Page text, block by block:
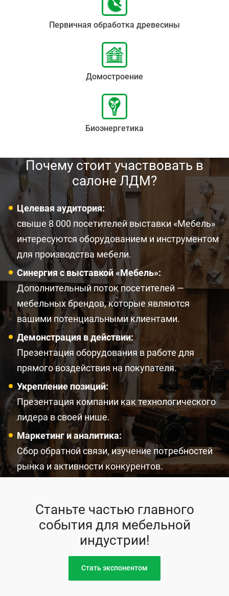
Первичная обработка древесины
Домостроение
Биоэнергетика
Почему стоит участвовать в
салоне ЛДМ?
Целевая аудитория:
свыше 8 000 посетителей выставки «Мебель»
интересуются оборудованием и инструментом
для производства мебели.
Синергия с выставкой «Мебель»:
Дополнительный поток посетителей —
мебельных брендов, которые являются
вашими потенциальными клиентами.
Демонстрация в действии:
Презентация оборудования в работе для
прямого воздействия на покупателя.
Укрепление позиций:
Презентация компании как технологического
лидера в своей нише.
Маркетинг и аналитика:
Сбор обратной связи, изучение потребностей
рынка и активности конкурентов.
Станьте частью главного
события для мебельной
индустрии!
Стать экспонентом